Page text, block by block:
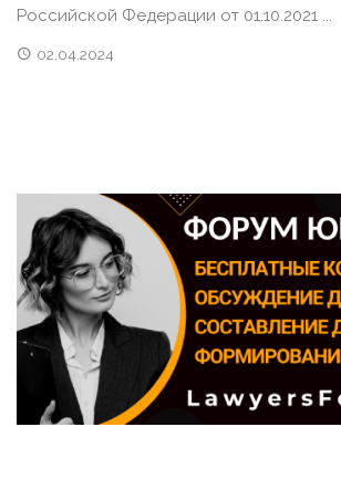
Российской Федерации от 01.10.2021 ...
02.04.2024